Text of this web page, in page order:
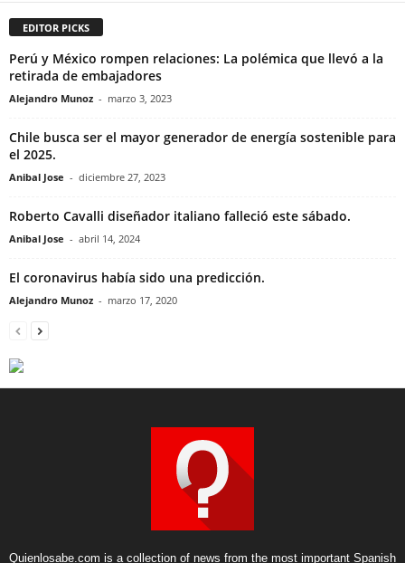
EDITOR PICKS
Perú y México rompen relaciones: La polémica que llevó a la
retirada de embajadores
Alejandro Munoz - marzo 3, 2023
Chile busca ser el mayor generador de energía sostenible para
el 2025.
Anibal Jose - diciembre 27, 2023
Roberto Cavalli diseñador italiano falleció este sábado.
Anibal Jose - abril 14, 2024
El coronavirus había sido una predicción.
Alejandro Munoz - marzo 17, 2020
Quienlosabe.com is a collection of news from the most important Spanish